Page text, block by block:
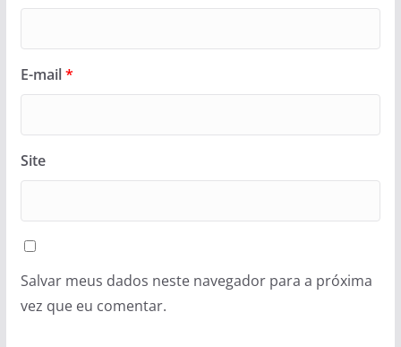
E-mail*
Site
Salvar meus dados neste navegador para a próxima
vez que eu comentar.